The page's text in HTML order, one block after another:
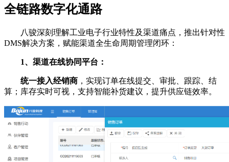
全链路数字化通路
八骏深刻理解工业电子行业特性及渠道痛点，推出针对性
DMS解决方案，赋能渠道全生命周期管理闭环：
1、渠道在线协同平台：
统一接入经销商 ，实现订单在线提交、审批、跟踪、结
算；库存实时可视，支持智能补货建议，提升供应链效率。